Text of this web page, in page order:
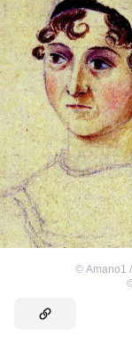
© Amano1